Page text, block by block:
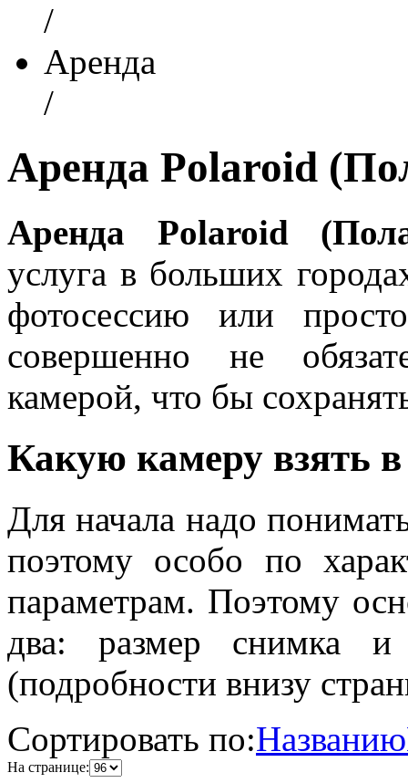
/
Аренда
/
Аренда Polaroid
Аренда Polaroid
услуга в больших
фотосессию или
совершенно не
камерой, что бы
Какую камеру взять в
Для начала надо
поэтому особо по
параметрам. Поэтому
два: размер снимка и
(подробности внизу
Сортировать по:Названию
На странице: